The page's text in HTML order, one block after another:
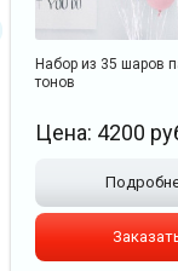
Набор из 35 шаров
тонов
Цена: 4200